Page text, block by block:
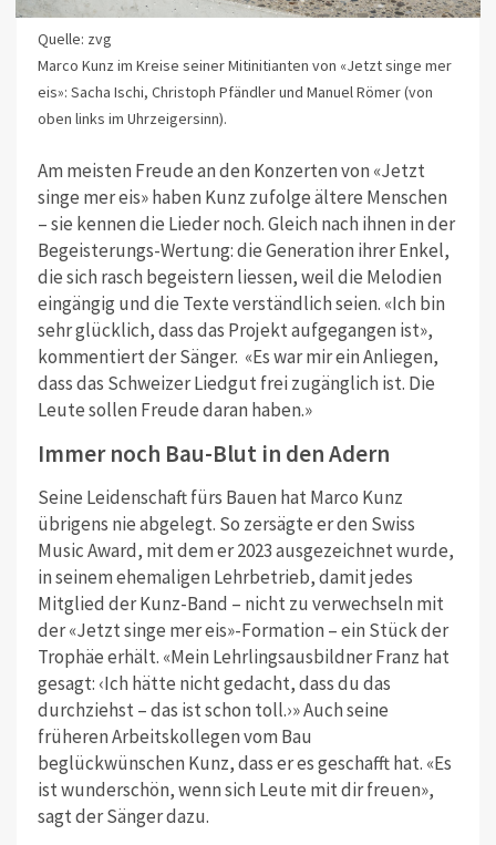
Quelle: zvg
Marco Kunz im Kreise seiner Mitinitianten von «Jetzt singe mer
eis»: Sacha Ischi, Christoph Pfändler und Manuel Römer (von
oben links im Uhrzeigersinn).
Am meisten Freude an den Konzerten von «Jetzt
singe mer eis» haben Kunz zufolge ältere Menschen
– sie kennen die Lieder noch. Gleich nach ihnen in der
Begeisterungs-Wertung: die Generation ihrer Enkel,
die sich rasch begeistern liessen, weil die Melodien
eingängig und die Texte verständlich seien. «Ich bin
sehr glücklich, dass das Projekt aufgegangen ist»,
kommentiert der Sänger. «Es war mir ein Anliegen,
dass das Schweizer Liedgut frei zugänglich ist. Die
Leute sollen Freude daran haben.»
Immer noch Bau-Blut in den Adern
Seine Leidenschaft fürs Bauen hat Marco Kunz
übrigens nie abgelegt. So zersägte er den Swiss
Music Award, mit dem er 2023 ausgezeichnet wurde,
in seinem ehemaligen Lehrbetrieb, damit jedes
Mitglied der Kunz-Band – nicht zu verwechseln mit
der «Jetzt singe mer eis»-Formation – ein Stück der
Trophäe erhält. «Mein Lehrlingsausbildner Franz hat
gesagt: ‹Ich hätte nicht gedacht, dass du das
durchziehst – das ist schon toll.›» Auch seine
früheren Arbeitskollegen vom Bau
beglückwünschen Kunz, dass er es geschafft hat. «Es
ist wunderschön, wenn sich Leute mit dir freuen»,
sagt der Sänger dazu.